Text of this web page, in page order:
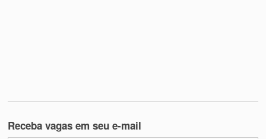
Receba vagas em seu e-mail